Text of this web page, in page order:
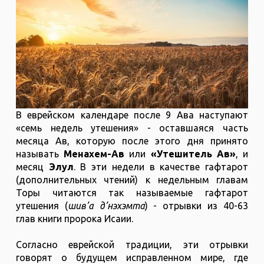
В еврейском календаре после 9 Ава наступают
«семь недель утешения» - оставшаяся часть
месяца Ав, которую после этого дня принято
называть Менахем-Ав или «Утешитель Ав», и
месяц Элул. В эти недели в качестве гафтарот
(дополнительных чтений) к недельным главам
Торы читаются так называемые гафтарот
утешения (шив’а д’нэхэмта) - отрывки из 40-63
глав книги пророка Исаии.
Согласно еврейской традиции, эти отрывки
говорят о будущем исправленном мире, где